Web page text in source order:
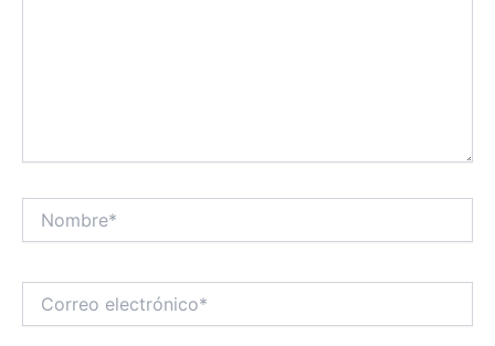
electrónico*